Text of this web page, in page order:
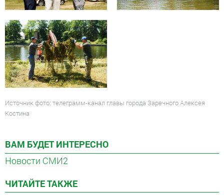
Источник фото: телеграмм-канал главы города Заречного Алексея
Костина
ВАМ БУДЕТ ИНТЕРЕСНО
Новости СМИ2
ЧИТАЙТЕ ТАКЖЕ